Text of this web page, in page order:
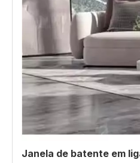
Janela de batente em